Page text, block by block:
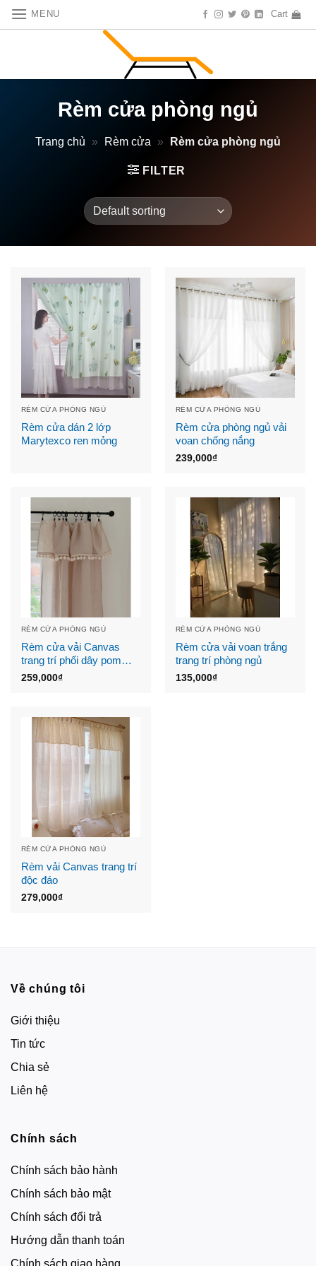
Skip
MENU Cart
Rèm cửa phòng ngủ
Trang chủ » Rèm cửa » Rèm cửa phòng ngủ
FILTER
RÈM CỬA PHÒNG NGỦ
Rèm cửa dán 2 lớp
Marytexco ren mỏng
RÈM CỬA PHÒNG NGỦ
Rèm cửa phòng ngủ vải
voan chống nắng
239,000₫
RÈM CỬA PHÒNG NGỦ
Rèm cửa vải Canvas
trang trí phối dây pom
pom độc đáo BE
259,000₫
RÈM CỬA PHÒNG NGỦ
Rèm cửa vải voan trắng
trang trí phòng ngủ
135,000₫
RÈM CỬA PHÒNG NGỦ
Rèm vải Canvas trang trí
độc đáo
279,000₫
Về chúng tôi
Giới thiệu
Tin tức
Chia sẻ
Liên hệ
Chính sách
Chính sách bảo hành
Chính sách bảo mật
Chính sách đổi trả
Hướng dẫn thanh toán